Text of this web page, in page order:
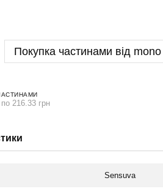
Покупка частинами від mono
216.33 грн
Sensuva